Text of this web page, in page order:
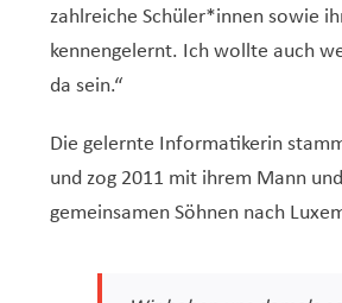
zahlreiche Schüler*innen sowie
kennengelernt. Ich wollte auch
da sein.“
Die gelernte Informatikerin
und zog 2011 mit ihrem Mann
gemeinsamen Söhnen nach